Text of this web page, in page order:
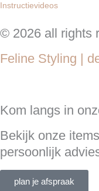
Instructievideos
© 2026 all rights
Feline Styling |
Kom langs in
Bekijk onze
persoonlijk
plan je afspraak